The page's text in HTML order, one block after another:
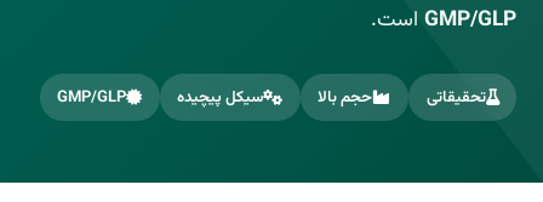
GMP/GLPاست.
تحقیقاتی حجم بالا سیکل پیچیده GMP/GLP